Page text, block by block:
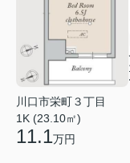
川口市栄町３丁目
1K (23.10㎡)
11.1万円